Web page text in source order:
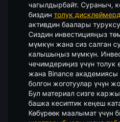
чагылдырбайт. Сураныч,
биздин толук
активдин баалары
Сиздин инвестицияңыз
мүмкүн жана сиз салган
калышыңыз мүмкүн.
чечимдериңиз үчүн толук
жана Binance академиясы
болгон жоготуулар үчүн
Бул материал сизге
башка кесиптик кеңеш
Көбүрөөк маалымат үчүн